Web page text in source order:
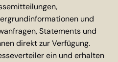
und
Statements und
direkt zur Verfügung.
ein und erhalten